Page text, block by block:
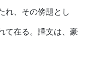
れ、その傍題とし
て在る。譯文は、豪